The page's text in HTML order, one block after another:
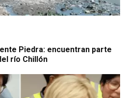
Piedra: encuentran parte
río Chillón